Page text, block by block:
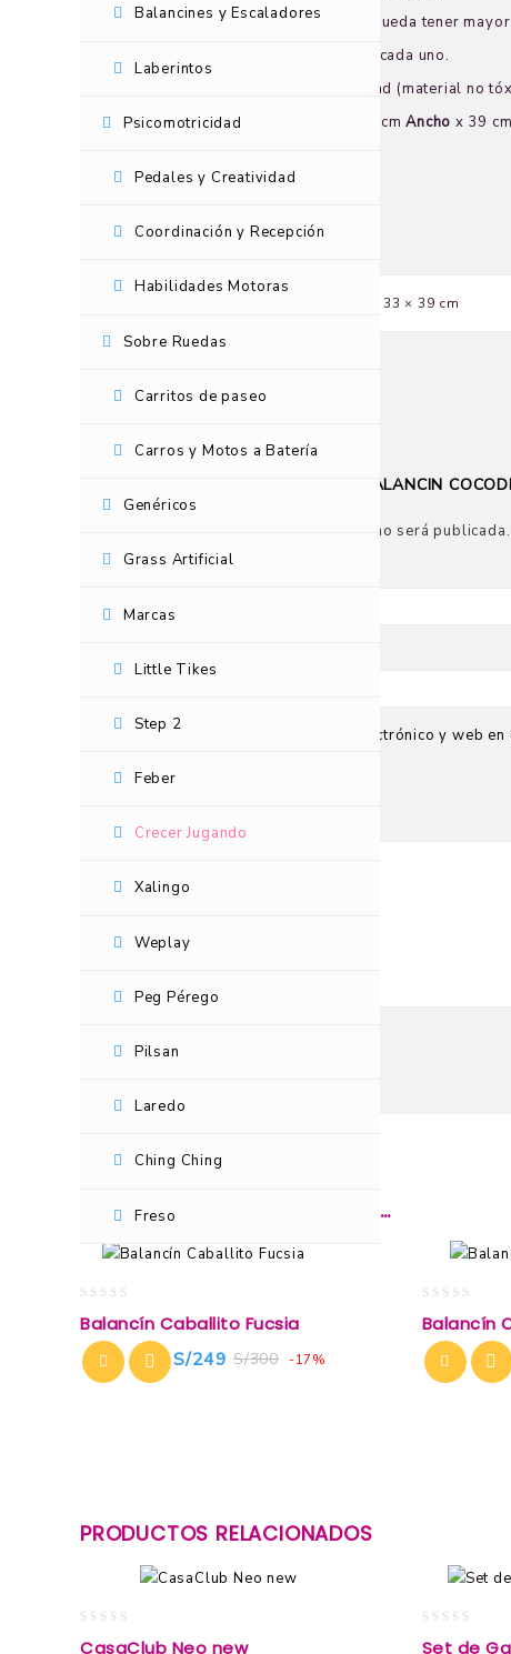
Balancines y Escaladores
Laberintos
Psicomotricidad
Pedales y Creatividad
Coordinación y Recepción
Habilidades Motoras
Sobre Ruedas
Carritos de paseo
Carros y Motos a Batería
Genéricos
Grass Artificial
Marcas
Little Tikes
Step 2
Feber
Crecer Jugando
Xalingo
Weplay
Peg Pérego
Pilsan
Laredo
Ching Ching
Freso
Puños grandes para que el niño pueda tener
cada uno.
: Polietileno de alta densidad (material no
Dimensiones: 124 cm x 33 cmAncho x 39
124 × 33 × 39 cm
SÉ EL PRIMERO EN VALORAR “BALANCIN
Tu dirección de correo electrónico no será publicada.
Nombre*
Guarda mi nombre, correo electrónico y web
Tu puntuación
Tu valoración*
TAMBIÉN TE RECOMENDAMOS…
out
of
5
Balancín Caballito Fucsia
S/300
S/249 -17%
out
of
5
Balancín
PRODUCTOS RELACIONADOS
CasaClub Neo new Set de